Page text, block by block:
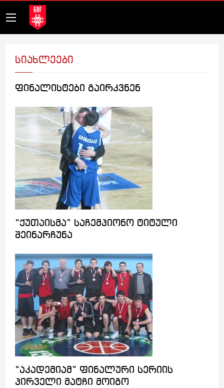
სიახლეები
ფინალისტები გაირკვნენ
“ქუთაისმა” საჩემპიონო ტიტული
შეინარჩუნა
“აკადემიამ” ფინალური სერიის
პირველი მატჩი მოიგო